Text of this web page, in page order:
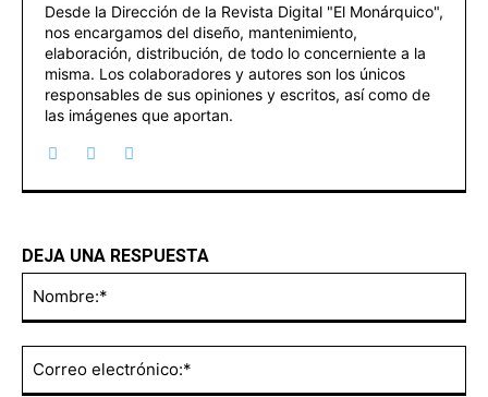
Desde la Dirección de la Revista Digital "El Monárquico",
nos encargamos del diseño, mantenimiento,
elaboración, distribución, de todo lo concerniente a la
misma. Los colaboradores y autores son los únicos
responsables de sus opiniones y escritos, así como de
las imágenes que aportan.
DEJA UNA RESPUESTA